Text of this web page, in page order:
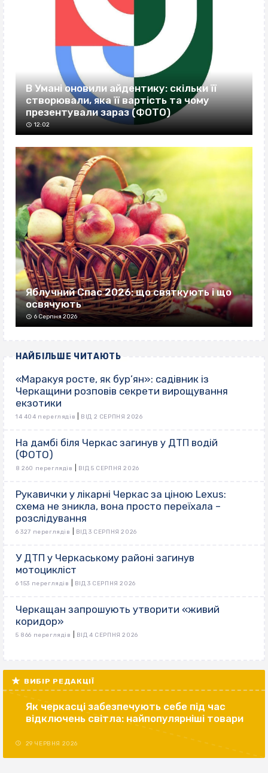
В Умані оновили айдентику: скільки її
створювали, яка її вартість та чому
презентували зараз (ФОТО)
12:02
Яблучний Спас 2026: що святкують і що
освячують
6 Серпня 2026
НАЙБІЛЬШЕ ЧИТАЮТЬ
«Маракуя росте, як бур’ян»: садівник із
Черкащини розповів секрети вирощування
екзотики
14 404 переглядів ВІД 2 СЕРПНЯ 2026
На дамбі біля Черкас загинув у ДТП водій
(ФОТО)
8 260 переглядів ВІД 5 СЕРПНЯ 2026
Рукавички у лікарні Черкас за ціною Lexus:
схема не зникла, вона просто переїхала –
розслідування
6 327 переглядів ВІД 3 СЕРПНЯ 2026
У ДТП у Черкаському районі загинув
мотоцикліст
6 153 переглядів ВІД 3 СЕРПНЯ 2026
Черкащан запрошують утворити «живий
коридор»
5 866 переглядів ВІД 4 СЕРПНЯ 2026
ВИБІР РЕДАКЦІЇ
Як черкасці забезпечують себе під час
відключень світла: найпопулярніші товари
29 ЧЕРВНЯ 2026